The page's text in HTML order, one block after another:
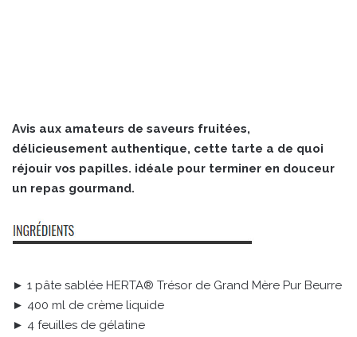
Avis aux amateurs de saveurs fruitées,
délicieusement authentique, cette tarte a de quoi
réjouir vos papilles. idéale pour terminer en douceur
un repas gourmand.
► 1 pâte sablée HERTA® Trésor de Grand Mère Pur Beurre
► 400 ml de crème liquide
► 4 feuilles de gélatine